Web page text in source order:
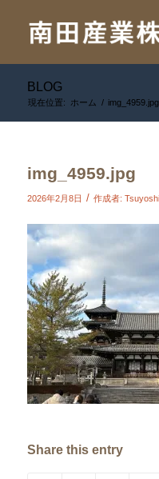
BLOG
現在位置: ホーム / img_4959.jpg
img_4959.jpg
2026年2月8日 / 作成者:
Share this entry